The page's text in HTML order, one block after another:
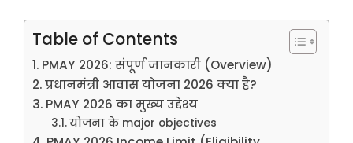
Table of Contents
PMAY 2026: संपूर्ण जानकारी (Overview)
प्रधानमंत्री आवास योजना 2026 क्या है?
PMAY 2026 का मुख्य उद्देश्य
योजना के major objectives